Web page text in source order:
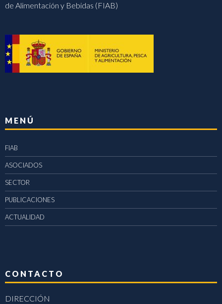
de Alimentación y Bebidas (FIAB)
MENÚ
FIAB
ASOCIADOS
SECTOR
PUBLICACIONES
ACTUALIDAD
CONTACTO
DIRECCIÓN